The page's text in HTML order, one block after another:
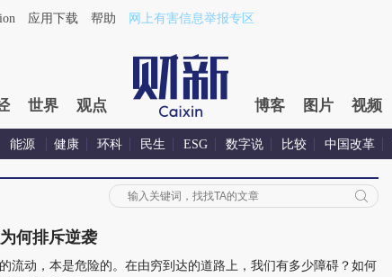
应用下载 帮助 网上有害信息举报专区
世界 观点 博客 图片 视频
能源 健康 环科 民生 ESG 数字说 比较 中国改革
何排斥逆袭
流动，本是危险的。在由穷到达的道路上，我们有多少障碍？如何